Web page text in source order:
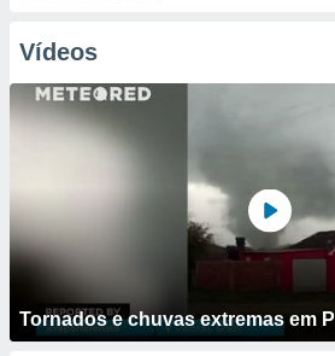
Vídeos
Tornados e chuvas extremas em